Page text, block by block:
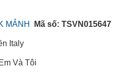
MẢNH Mã số: TSVN015647
Italy
Và Tôi